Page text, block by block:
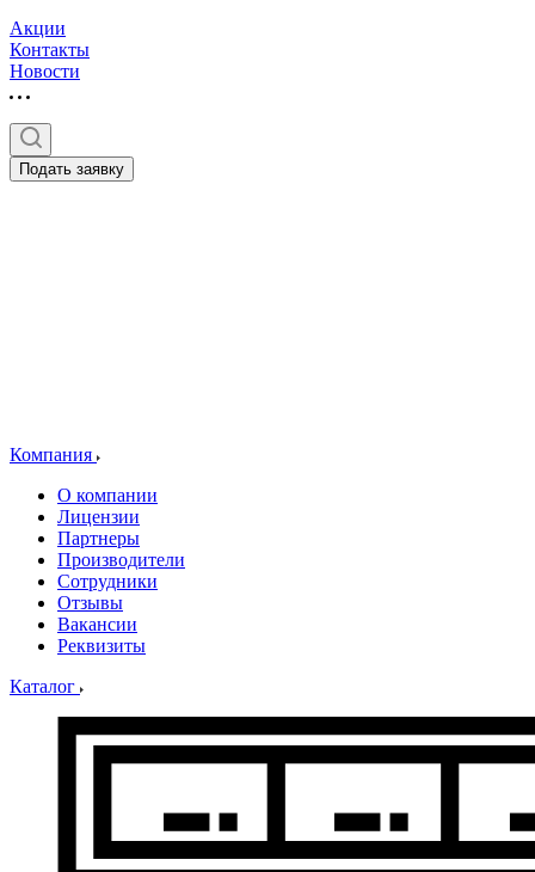
Акции
Контакты
Новости
Подать заявку
Компания
О компании
Лицензии
Партнеры
Производители
Сотрудники
Отзывы
Вакансии
Реквизиты
Каталог